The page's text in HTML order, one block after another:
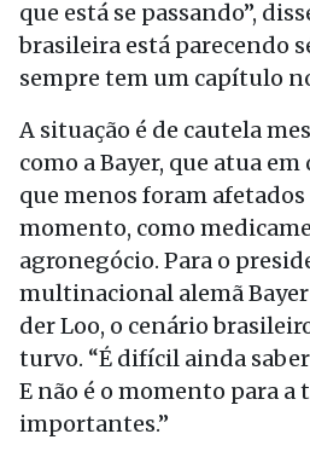
que está se passando”,
brasileira está parecendo
sempre tem um capítulo
A situação é de cautela
como a Bayer, que atua
que menos foram afetados
momento, como
agronegócio. Para o
multinacional alemã
der Loo, o cenário
turvo. “É difícil ainda
E não é o momento para a
importantes.”